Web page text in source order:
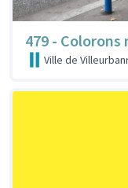
479 -
Ville de